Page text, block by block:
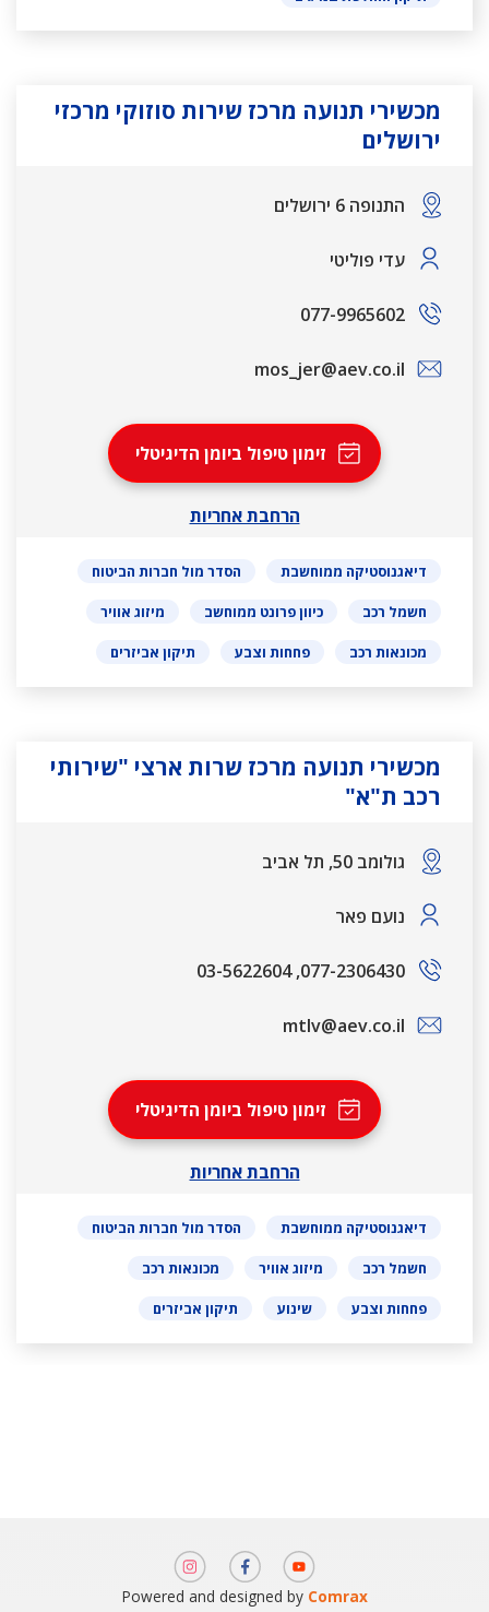
מכשירי תנועה מרכז שירות סוזוקי מרכזי
ירושלים
התנופה 6 ירושלים
עדי פוליטי
077-9965602
mos_jer@aev.co.il
זימון טיפול ביומן הדיגיטלי
הרחבת אחריות
דיאגנוסטיקה ממוחשבת הסדר מול חברות הביטוח
חשמל רכב כיוון פרונט ממוחשב מיזוג אוויר
מכונאות רכב פחחות וצבע תיקון אביזרים
מכשירי תנועה מרכז שרות ארצי "שירותי
רכב ת"א"
גולומב 50, תל אביב
נועם פאר
077-2306430
,
03-5622604
mtlv@aev.co.il
זימון טיפול ביומן הדיגיטלי
הרחבת אחריות
דיאגנוסטיקה ממוחשבת הסדר מול חברות הביטוח
חשמל רכב מיזוג אוויר מכונאות רכב
פחחות וצבע שינוע תיקון אביזרים
תמונה תמונה
תמונה
Powered and designed by Comrax